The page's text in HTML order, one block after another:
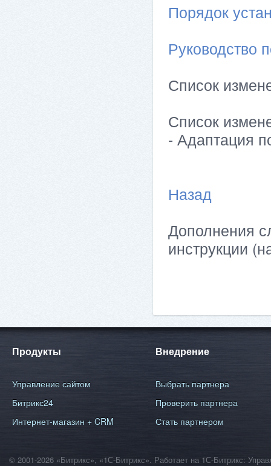
Порядок
Руководство
Список
Список
- Адаптация
Назад
Дополнения
инструкции
Продукты
Управление сайтом
Битрикс24
Интернет-магазин + CRM
Внедрение
Выбрать партнера
Проверить партнера
Стать партнером
© 2001-2026 «Битрикс», «1С-Битрикс». Работает на 1С-Битрикс: